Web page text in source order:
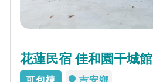
花蓮民宿 佳和園干城館
可包棟 吉安鄉